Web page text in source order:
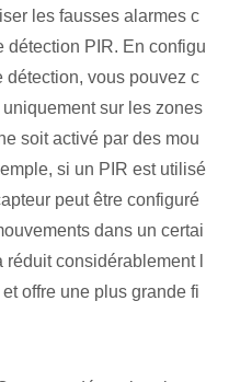
les fausses alarmes c
détection PIR. En configu
détection, vous pouvez c
sur les zones
soit activé par des mou
si un PIR est utilisé
peut être configuré
dans un certai
considérablement l
offre une plus grande fi